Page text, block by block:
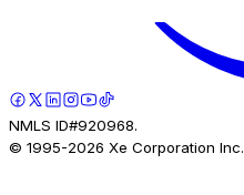
NMLS ID#920968.
© 1995-2026 Xe Corporation Inc.